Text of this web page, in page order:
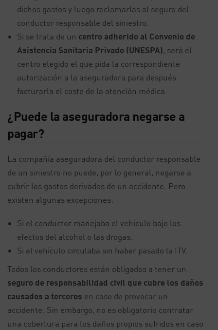
dichos gastos y luego reclamarlas al seguro del
conductor responsable del siniestro.
Si se trata de un centro adherido al Convenio de
Asistencia Sanitaria Privado (UNESPA), será el
centro elegido el que pida la correspondiente
autorización a la aseguradora para después
facturarla el coste de la atención médica.
¿Puede la aseguradora negarse a
pagar?
La compañía aseguradora del conductor responsable
de un siniestro no puede, por lo general, negarse a
cubrir los gastos derivados de un accidente. Pero
existen algunas excepciones:
Si el conductor manejaba el vehículo bajo los
efectos del alcohol o las drogas.
Si el vehículo circulaba sin haber pasado la ITV.
Todos los conductores están obligados a tener un
seguro de responsabilidad civil que cubre los daños
causados a terceros en caso de provocar un
accidente. Sin embargo, no es obligatorio contratar
una cobertura para los daños propios sufridos en caso